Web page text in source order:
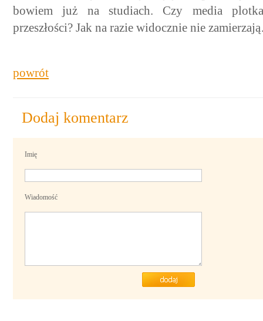
bowiem już na studiach. Czy media
przeszłości? Jak na razie widocznie nie
powrót
Dodaj komentarz
Imię
Wiadomość